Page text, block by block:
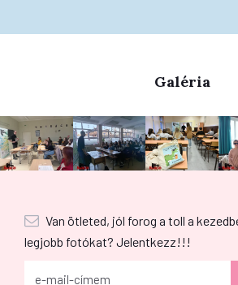
Galéria
Van ötleted, jól forog a toll a
legjobb fotókat? Jelentkezz!!!